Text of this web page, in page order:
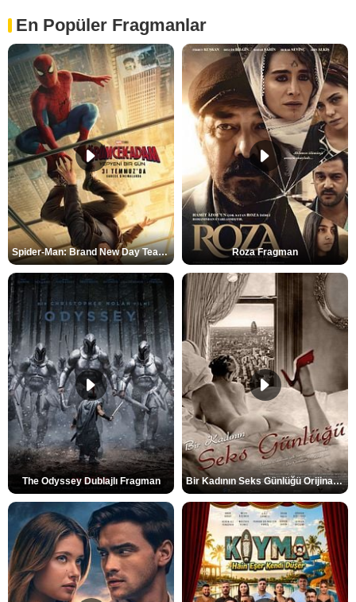
En Popüler Fragmanlar
Spider-Man: Brand New Day Teaser Roza Fragman
The Odyssey Dublajlı Fragman Bir Kadının Seks Günlüğü Orijinal Fragman